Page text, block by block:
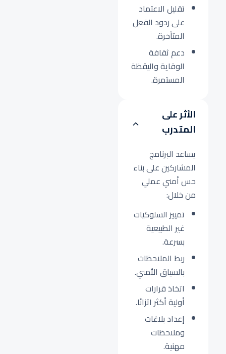
تقليل الاعتماد
على ردود الفعل
المتأخرة.
دعم ثقافة
الوقاية واليقظة
المستمرة.
الأثر على
المتدرب
يساعد البرنامج
المشاركين على بناء
حس أمني عملي
من خلال:
تمييز السلوكيات
غير الطبيعية
بسرعة.
ربط الملاحظات
بالسياق الأمني.
اتخاذ قرارات
أولية أكثر اتزانًا.
إعداد بلاغات
وملاحظات
مهنية.